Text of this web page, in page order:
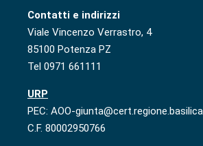
Contatti e indirizzi
Viale Vincenzo Verrastro, 4
85100 Potenza PZ
Tel 0971 661111
URP
PEC: AOO-
C.F. 80002950766